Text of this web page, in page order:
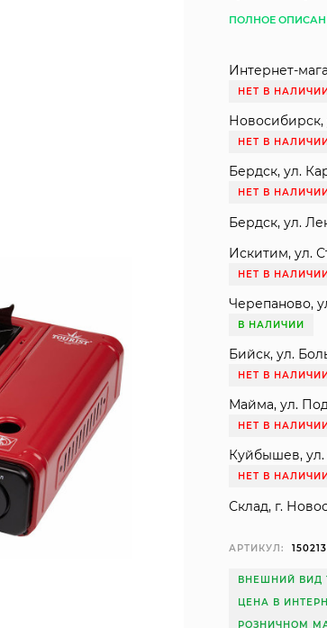
ПОЛНОЕ
Интернет-
НЕТ В
Новосибирск,
НЕТ В
Бердск, ул.
НЕТ В
Бердск, ул.
Искитим, ул.
НЕТ В
Черепаново,
В НАЛИЧИИ
Бийск, ул.
НЕТ В
Майма, ул.
НЕТ В
Куйбышев, ул.
НЕТ В
Склад, г.
АРТИКУЛ:
ВНЕШНИЙ ВИД
ЦЕНА В
РОЗНИЧНОМ